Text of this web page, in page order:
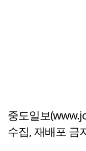
중도일보
수집, 재배포 금